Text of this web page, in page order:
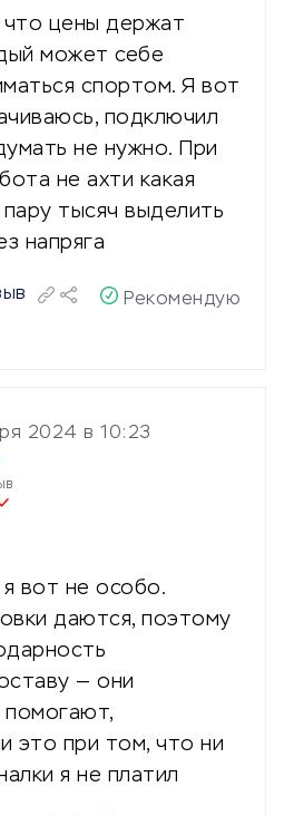
что цены держат
может себе
спортом. Я вот
подключил
не нужно. При
не ахти какая
тысяч выделить
напряга
Рекомендую
2024 в 10:23
вот не особо.
даются, поэтому
— они
помогают,
это при том, что ни
я не платил